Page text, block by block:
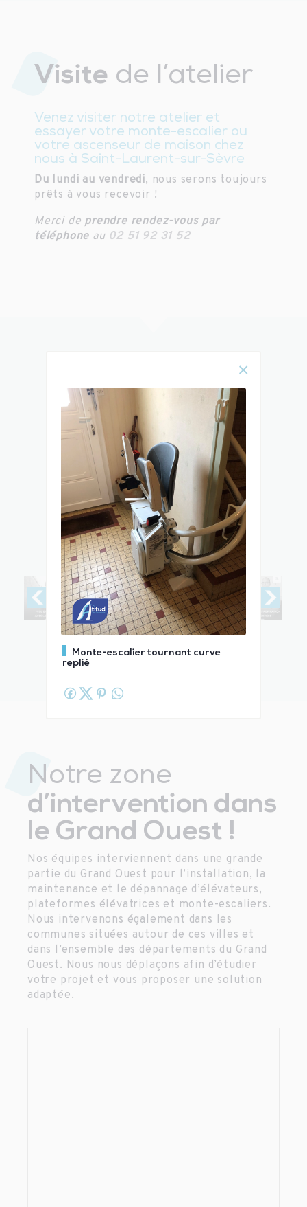
Visite de l’atelier
Venez visiter notre atelier et
essayer votre monte-escalier ou
votre ascenseur de maison chez
nous à Saint-Laurent-sur-Sèvre
Du lundi au vendredi, nous serons toujours
prêts à vous recevoir !
Merci de prendre rendez-vous par
téléphone au 02 51 92 31 52
Rencontrez
notre équipe
& DÉCOUVREZ TOUTES LES ÉTAPES
DE L’ÉLABORATION ET DE
L’INSTALLATION DE VOTRE MONTE-
ESCALIER OU ÉLÉVATEUR PMR
Notre zone
d’intervention dans
le Grand Ouest !
Nos équipes interviennent dans une grande
partie du Grand Ouest pour l’installation, la
maintenance et le dépannage d’élévateurs,
plateformes élévatrices et monte-escaliers.
Nous intervenons également dans les
communes situées autour de ces villes et
dans l’ensemble des départements du Grand
Ouest. Nous nous déplaçons afin d’étudier
votre projet et vous proposer une solution
adaptée.
Monte-escalier tournant curve
replié